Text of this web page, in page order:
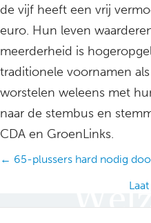
de vijf heeft een vrij
euro. Hun leven
meerderheid is
traditionele voornamen
worstelen weleens met
naar de stembus en
CDA en GroenLinks.
Posts
← 65-plussers hard nodig